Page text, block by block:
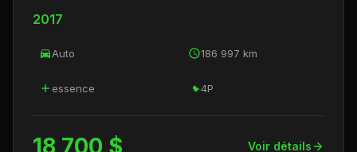
2017
Auto 186 997 km
essence 4P
18 700 $ Voir détails